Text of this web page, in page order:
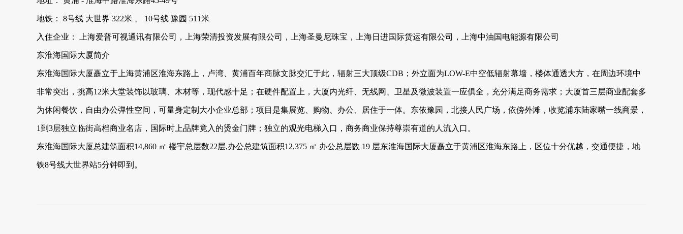
地铁： 8号线 大世界 322米 、 10号线 豫园 511米
入住企业： 上海爱普可视通讯有限公司，上海荣清投资发展有限公司，上海圣曼尼珠宝，上海日进国际货运有限公司，上海中油国电能源有限公司
东淮海国际大厦简介
东淮海国际大厦矗立于上海黄浦区淮海东路上，卢湾、黄浦百年商脉文脉交汇于此，辐射三大顶级CDB；外立面为LOW-E中空低辐射幕墙，楼体通透大方，在周边环境中
非常突出，挑高12米大堂装饰以玻璃、木材等，现代感十足；在硬件配置上，大厦内光纤、无线网、卫星及微波装置一应俱全，充分满足商务需求；大厦首三层商业配套多
为休闲餐饮，自由办公弹性空间，可量身定制大小企业总部；项目是集展览、购物、办公、居住于一体。东依豫园，北接人民广场，依傍外滩，收览浦东陆家嘴一线商景，
1到3层独立临街高档商业名店，国际时上品牌竟入的烫金门牌；独立的观光电梯入口，商务商业保持尊崇有道的人流入口。
东淮海国际大厦总建筑面积14,860 ㎡ 楼宇总层数22层,办公总建筑面积12,375 ㎡ 办公总层数 19 层东淮海国际大厦矗立于黄浦区淮海东路上，区位十分优越，交通便捷，地
铁8号线大世界站5分钟即到。